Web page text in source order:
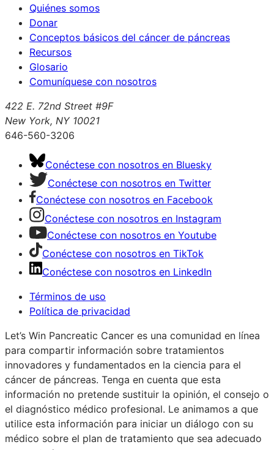
Quiénes somos
Donar
Conceptos básicos del cáncer de páncreas
Recursos
Glosario
Comuníquese con nosotros
422 E. 72nd Street #9F
New York, NY 10021
646-560-3206
Conéctese con nosotros en Bluesky
Conéctese con nosotros en Twitter
Conéctese con nosotros en Facebook
Conéctese con nosotros en Instagram
Conéctese con nosotros en Youtube
Conéctese con nosotros en TikTok
Conéctese con nosotros en LinkedIn
Términos de uso
Política de privacidad
Let’s Win Pancreatic Cancer es una comunidad en línea
para compartir información sobre tratamientos
innovadores y fundamentados en la ciencia para el
cáncer de páncreas. Tenga en cuenta que esta
información no pretende sustituir la opinión, el consejo o
el diagnóstico médico profesional. Le animamos a que
utilice esta información para iniciar un diálogo con su
médico sobre el plan de tratamiento que sea adecuado